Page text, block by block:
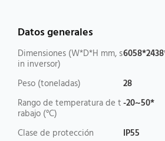
Datos generales
Dimensiones (W*D*H mm, s
in inversor)
Peso (toneladas)
28
Rango de temperatura de t
rabajo (°C)
-20~50*
Clase de protección
IP55